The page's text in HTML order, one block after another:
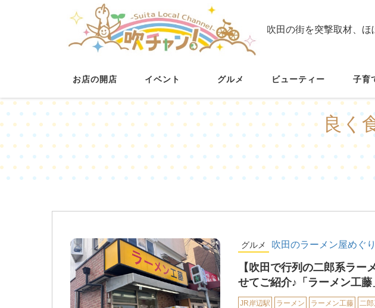
吹田の街を突撃取材、ほ
お店の開店 イベント グルメ ビューティー 子育
良く
グルメ 吹田のラーメン屋めぐり
【吹田で行列の二郎系ラー
せてご紹介♪「ラーメン工藤
JR岸辺駅 ラーメン ラーメン工藤 二郎